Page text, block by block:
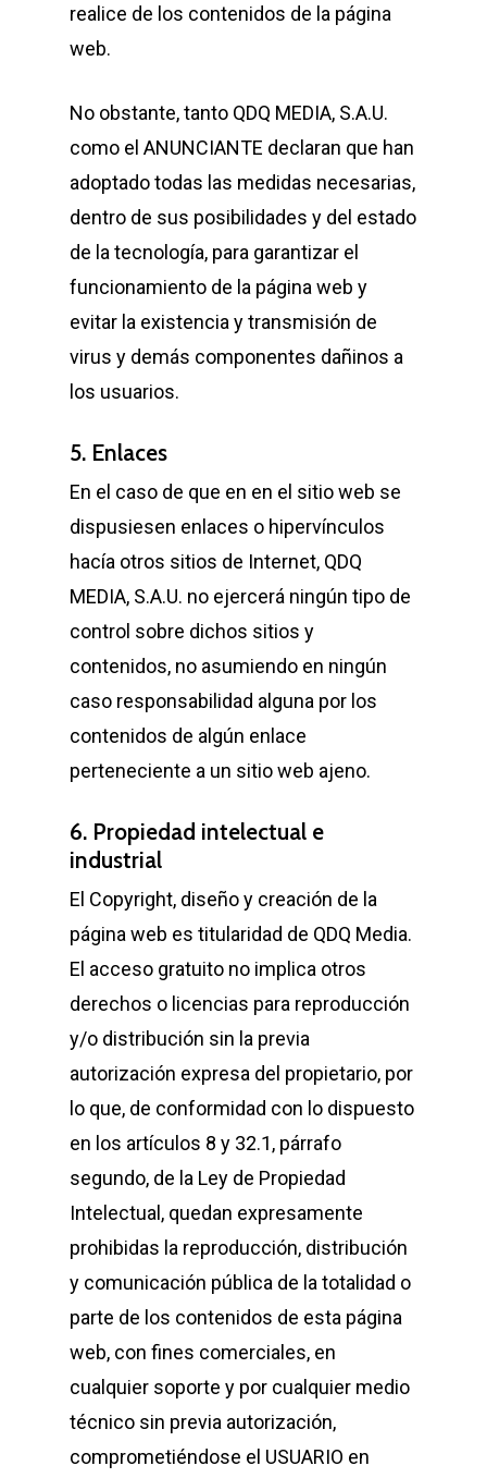
realice de los contenidos de la página
web.
No obstante, tanto QDQ MEDIA, S.A.U.
como el ANUNCIANTE declaran que han
adoptado todas las medidas necesarias,
dentro de sus posibilidades y del estado
de la tecnología, para garantizar el
funcionamiento de la página web y
evitar la existencia y transmisión de
virus y demás componentes dañinos a
los usuarios.
5. Enlaces
En el caso de que en en el sitio web se
dispusiesen enlaces o hipervínculos
hacía otros sitios de Internet, QDQ
MEDIA, S.A.U. no ejercerá ningún tipo de
control sobre dichos sitios y
contenidos, no asumiendo en ningún
caso responsabilidad alguna por los
contenidos de algún enlace
perteneciente a un sitio web ajeno.
6. Propiedad intelectual e
industrial
El Copyright, diseño y creación de la
página web es titularidad de QDQ Media.
El acceso gratuito no implica otros
derechos o licencias para reproducción
y/o distribución sin la previa
autorización expresa del propietario, por
lo que, de conformidad con lo dispuesto
en los artículos 8 y 32.1, párrafo
segundo, de la Ley de Propiedad
Intelectual, quedan expresamente
prohibidas la reproducción, distribución
y comunicación pública de la totalidad o
parte de los contenidos de esta página
web, con fines comerciales, en
cualquier soporte y por cualquier medio
técnico sin previa autorización,
comprometiéndose el USUARIO en